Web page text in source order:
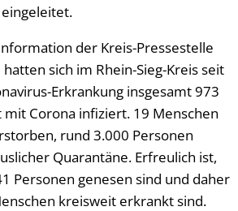
der Kreis-Pressestelle
sich im Rhein-Sieg-Kreis seit
Erkrankung insgesamt 973
Corona infiziert. 19 Menschen
rund 3.000 Personen
Quarantäne. Erfreulich ist,
Personen genesen sind und daher
kreisweit erkrankt sind.